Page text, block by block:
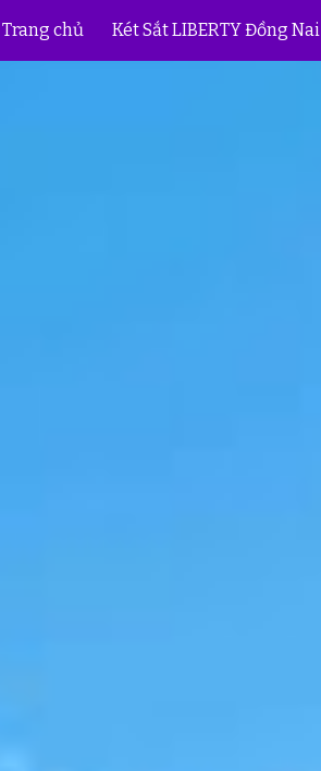
to main content
Trang chủ Két Sắt LIBERTY Đồng Nai